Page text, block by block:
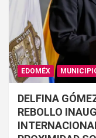
EDOMÉX
DELFINA
REBOLLO